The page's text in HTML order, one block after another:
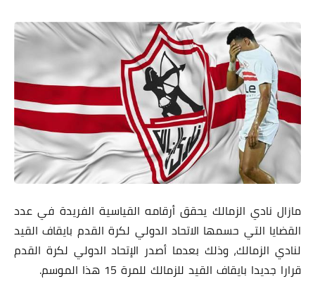
مازال نادي الزمالك يحقق أرقامه القياسية الفريدة في عدد
القضايا التي حسمها الاتحاد الدولي لكرة القدم بايقاف القيد
لنادي الزمالك، وذلك بعدما أصدر الإتحاد الدولي لكرة القدم
قرارا جديدا بايقاف القيد للزمالك للمرة 15 هذا الموسم.